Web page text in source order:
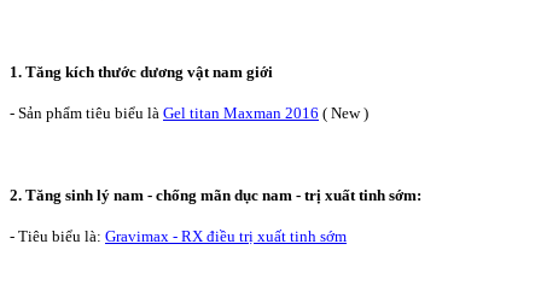
1. Tăng kích thước dương vật nam giới
- Sản phẩm tiêu biểu là Gel titan Maxman 2016 ( New )
2. Tăng sinh lý nam - chống mãn dục nam - trị xuất tinh sớm:
- Tiêu biểu là: Gravimax - RX điều trị xuất tinh sớm